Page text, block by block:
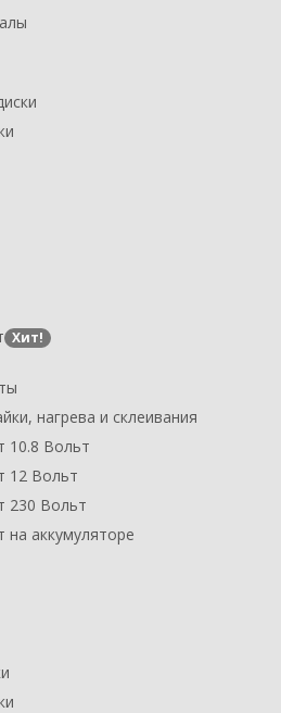
Хит!
нагрева и склеивания
10.8 Вольт
12 Вольт
230 Вольт
на аккумуляторе